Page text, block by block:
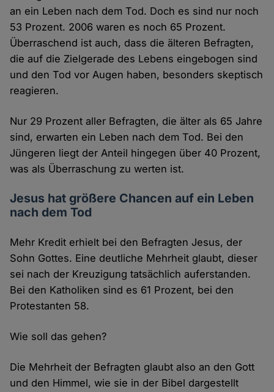
an ein Leben nach dem Tod. Doch es sind nur noch
53 Prozent. 2006 waren es noch 65 Prozent.
Überraschend ist auch, dass die älteren Befragten,
die auf die Zielgerade des Lebens eingebogen sind
und den Tod vor Augen haben, besonders skeptisch
reagieren.
Nur 29 Prozent aller Befragten, die älter als 65 Jahre
sind, erwarten ein Leben nach dem Tod. Bei den
Jüngeren liegt der Anteil hingegen über 40 Prozent,
was als Überraschung zu werten ist.
Jesus hat größere Chancen auf ein Leben
nach dem Tod
Mehr Kredit erhielt bei den Befragten Jesus, der
Sohn Gottes. Eine deutliche Mehrheit glaubt, dieser
sei nach der Kreuzigung tatsächlich auferstanden.
Bei den Katholiken sind es 61 Prozent, bei den
Protestanten 58.
Wie soll das gehen?
Die Mehrheit der Befragten glaubt also an den Gott
und den Himmel, wie sie in der Bibel dargestellt